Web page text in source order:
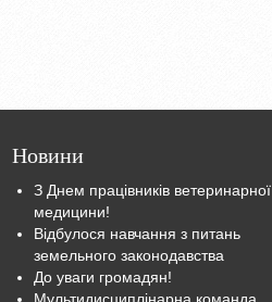
Новини
З Днем працівників ветеринарної
медицини!
Відбулося навчання з питань
земельного законодавства
До уваги громадян!